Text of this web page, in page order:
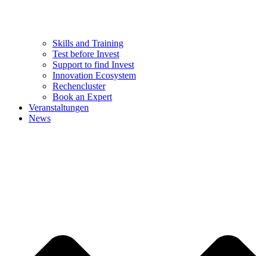
Skills and Training
Test before Invest
Support to find Invest
Innovation Ecosystem
Rechencluster​
Book an Expert
Veranstaltungen
News